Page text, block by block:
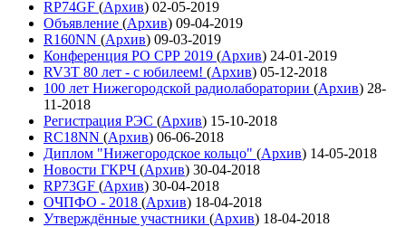
RP74GF (Архив) 02-05-2019
Объявление (Архив) 09-04-2019
R160NN (Архив) 09-03-2019
Конференция РО СРР 2019 (Архив) 24-01-2019
RV3T 80 лет - с юбилеем! (Архив) 05-12-2018
100 лет Нижегородской радиолаборатории (Архив) 28-
11-2018
Регистрация РЭС (Архив) 15-10-2018
RC18NN (Архив) 06-06-2018
Диплом "Нижегородское кольцо" (Архив) 14-05-2018
Новости ГКРЧ (Архив) 30-04-2018
RP73GF (Архив) 30-04-2018
ОЧПФО - 2018 (Архив) 18-04-2018
Утверждённые участники (Архив) 18-04-2018